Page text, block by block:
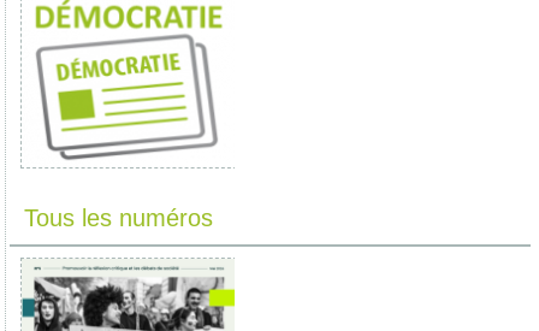
Tous les numéros